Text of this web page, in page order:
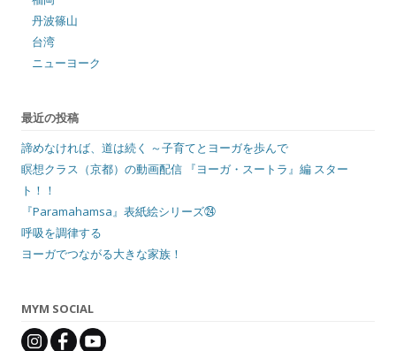
丹波篠山
台湾
ニューヨーク
最近の投稿
諦めなければ、道は続く ～子育てとヨーガを歩んで
瞑想クラス（京都）の動画配信 『ヨーガ・スートラ』編 スター
ト！！
『Paramahamsa』表紙絵シリーズ㉔
呼吸を調律する
ヨーガでつながる大きな家族！
MYM SOCIAL